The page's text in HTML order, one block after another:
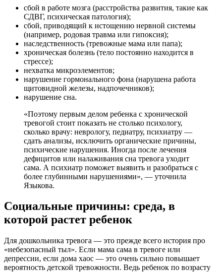
сбой в работе мозга (расстройства развития, такие как
СДВГ, психическая патология);
сбой, приводящий к истощению нервной системы
(например, родовая травма или гипоксия);
наследственность (тревожные мама или папа);
хроническая болезнь (тело постоянно находится в
стрессе);
нехватка микроэлементов;
нарушение гормонального фона (нарушена работа
щитовидной железы, надпочечников);
нарушение сна.
«Поэтому первым делом ребенка с хронической
тревогой стоит показать не столько психологу,
сколько врачу: неврологу, педиатру, психиатру —
сдать анализы, исключить органические причины,
психические нарушения. Иногда после лечения
дефицитов или налаживания сна тревога уходит
сама. А психиатр поможет выявить и разобраться с
более глубинными нарушениями», — уточнила
Языкова.
Социальные причины: среда, в
которой растет ребенок
Для дошкольника тревога — это прежде всего история про
«небезопасный тыл». Если мама сама в тревоге или
депрессии, если дома хаос — это очень сильно повышает
вероятность детской тревожности. Ведь ребенок по возрасту